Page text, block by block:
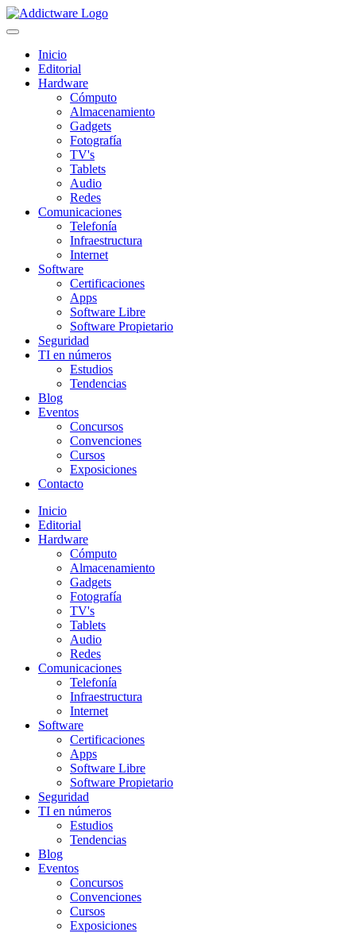
Inicio
Editorial
Hardware
Cómputo
Almacenamiento
Gadgets
Fotografía
TV's
Tablets
Audio
Redes
Comunicaciones
Telefonía
Infraestructura
Internet
Software
Certificaciones
Apps
Software Libre
Software Propietario
Seguridad
TI en números
Estudios
Tendencias
Blog
Eventos
Concursos
Convenciones
Cursos
Exposiciones
Contacto
Inicio
Editorial
Hardware
Cómputo
Almacenamiento
Gadgets
Fotografía
TV's
Tablets
Audio
Redes
Comunicaciones
Telefonía
Infraestructura
Internet
Software
Certificaciones
Apps
Software Libre
Software Propietario
Seguridad
TI en números
Estudios
Tendencias
Blog
Eventos
Concursos
Convenciones
Cursos
Exposiciones